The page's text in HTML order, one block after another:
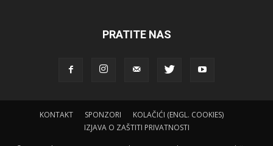
PRATITE NAS
KONTAKT SPONZORI
KOLAČIĆI (ENGL. COOKIES)
IZJAVA O ZAŠTITI PRIVATNOSTI